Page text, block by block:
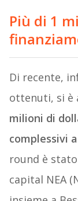
Più di 1
Di recente,
ottenuti, si è
milioni di
complessivi
round è
capital NEA